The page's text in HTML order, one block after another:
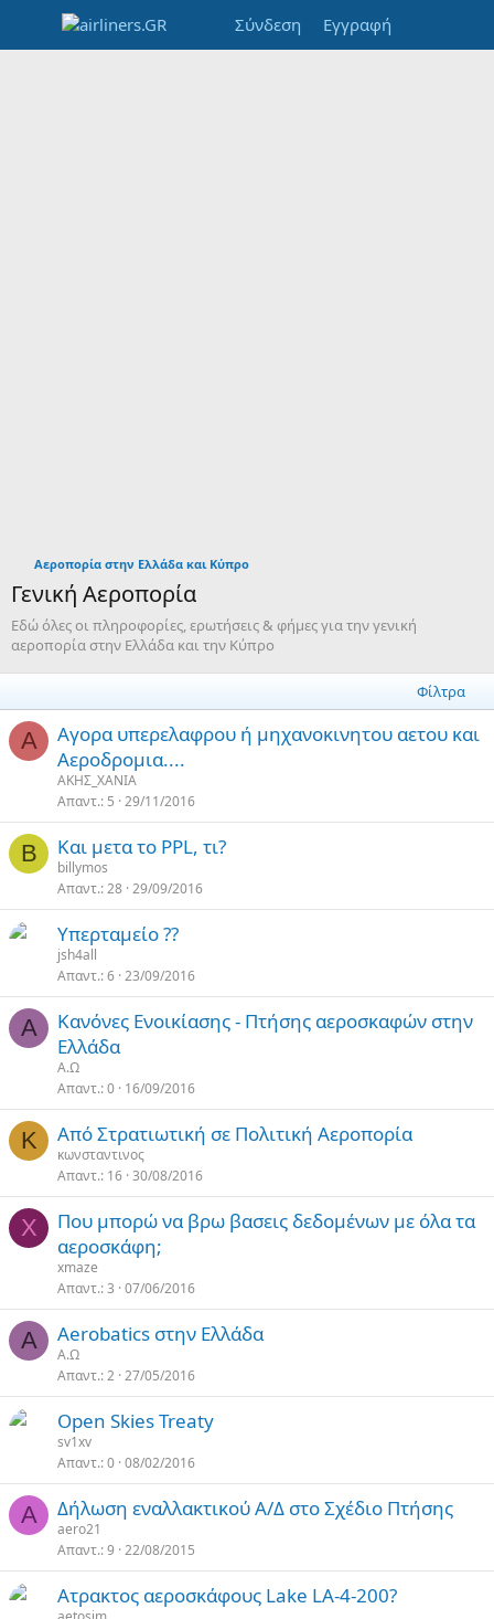
Σύνδεση Εγγραφή
Αεροπορία στην Ελλάδα και Κύπρο
Γενική Αεροπορία
Εδώ όλες οι πληροφορίες, ερωτήσεις & φήμες για την γενική
αεροπορία στην Ελλάδα και την Κύπρο
Φίλτρα
Α
Αγορα υπερελαφρου ή μηχανοκινητου αετου και
Αεροδρομια....
ΑΚΗΣ_ΧΑΝΙΑ
Απαντ. 5 29/11/2016
B Και μετα το PPL, τι?
billymos
Απαντ. 28 29/09/2016
Υπερταμείο ??
jsh4all
Απαντ. 6 23/09/2016
Α
Κανόνες Ενοικίασης - Πτήσης αεροσκαφών στην
Ελλάδα
Α.Ω
Απαντ. 0 16/09/2016
Κ Από Στρατιωτική σε Πολιτική Αεροπορία
κωνσταντινος
Απαντ. 16 30/08/2016
X
Που μπορώ να βρω βασεις δεδομένων με όλα τα
αεροσκάφη;
xmaze
Απαντ. 3 07/06/2016
Α Aerobatics στην Ελλάδα
Α.Ω
Απαντ. 2 27/05/2016
Open Skies Treaty
sv1xv
Απαντ. 0 08/02/2016
A Δήλωση εναλλακτικού Α/Δ στο Σχέδιο Πτήσης
aero21
Απαντ. 9 22/08/2015
Ατρακτος αεροσκάφους Lake LA-4-200?